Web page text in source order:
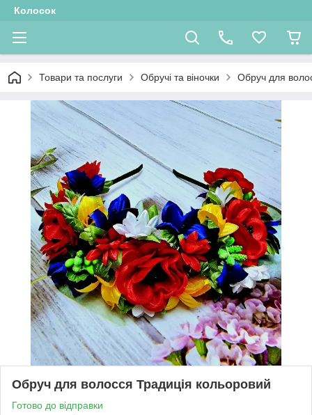
Колосок
Товари та послуги Обручі та віночки Обруч для
Обруч для волосся Традиція кольоровий
Готово до відправки